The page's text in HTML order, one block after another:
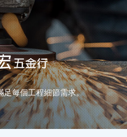
足每個工程細節需求。